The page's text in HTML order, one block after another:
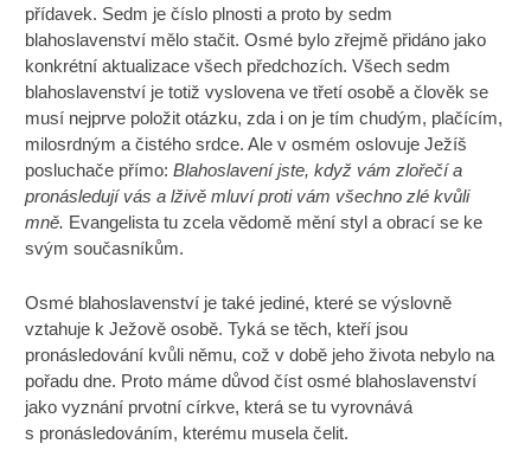
přídavek. Sedm je číslo plnosti a proto by sedm
blahoslavenství mělo stačit. Osmé bylo zřejmě přidáno jako
konkrétní aktualizace všech předchozích. Všech sedm
blahoslavenství je totiž vyslovena ve třetí osobě a člověk se
musí nejprve položit otázku, zda i on je tím chudým, plačícím,
milosrdným a čistého srdce. Ale v osmém oslovuje Ježíš
posluchače přímo:Blahoslavení jste, když vám zlořečí a
pronásledují vás a lživě mluví proti vám všechno zlé kvůli
mně. Evangelista tu zcela vědomě mění styl a obrací se ke
svým současníkům.
Osmé blahoslavenství je také jediné, které se výslovně
vztahuje k Ježově osobě. Tyká se těch, kteří jsou
pronásledování kvůli němu, což v době jeho života nebylo na
pořadu dne. Proto máme důvod číst osmé blahoslavenství
jako vyznání prvotní církve, která se tu vyrovnává
s pronásledováním, kterému musela čelit.